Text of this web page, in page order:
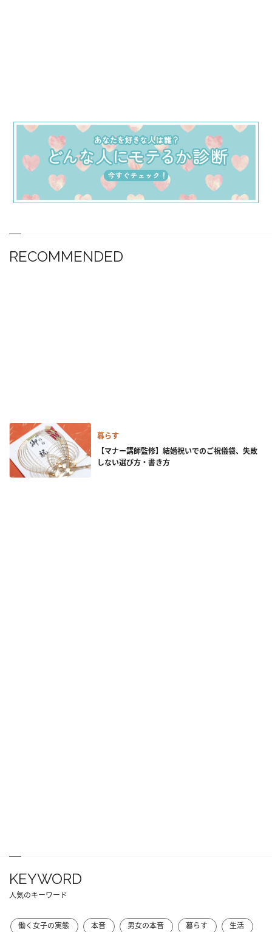
RECOMMENDED
暮らす
【マナー講師監修】結婚祝いでのご祝儀袋、失敗
しない選び方・書き方
KEYWORD
人気のキーワード
働く女子の実態 本音 男女の本音 暮らす 生活